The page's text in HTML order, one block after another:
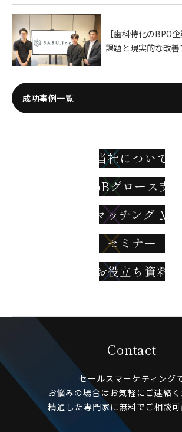
【歯科特化のBPO
課題と現実的な改
成功事例一覧
当社について
BtoBグロース支援
ビジネスマッチング
セミナー
お役立ち資料
Contact
セールスマーケティング
お悩みの場合はお気軽にご連絡く
精通した専門家に無料でご相談可